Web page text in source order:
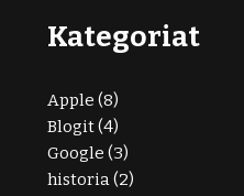
Kategoriat
Apple (8)
Blogit(4)
Google (3)
historia (2)